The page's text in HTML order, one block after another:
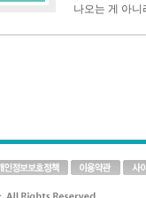
나오는 게 아